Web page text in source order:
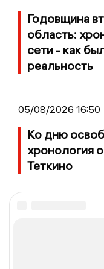
Годовщина
область:
сети - как
реальность
05/08/2026 16:50
Ко дню
хронология
Теткино